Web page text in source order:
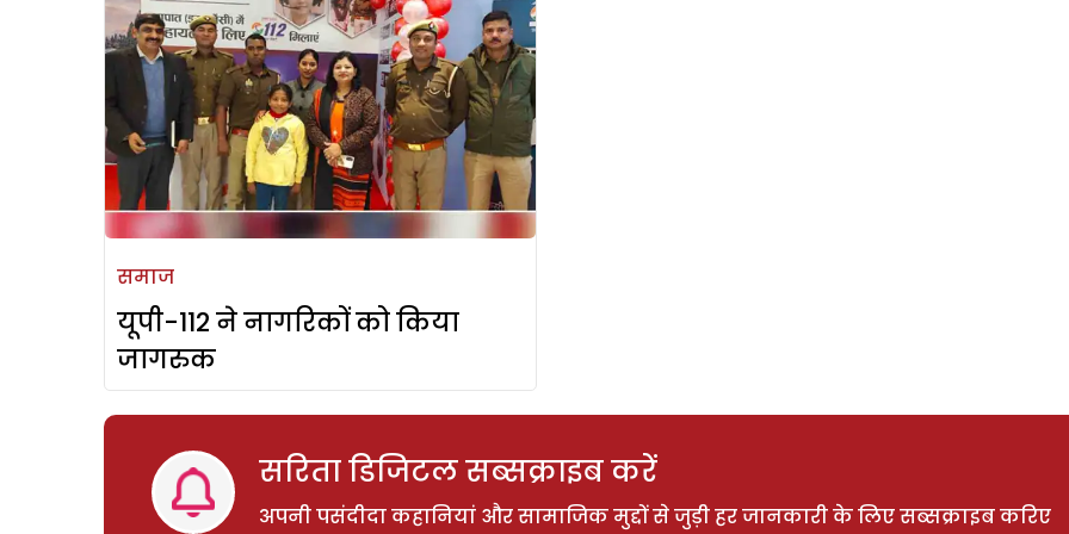
समाज
यूपी-112 ने नागरिकों को किया
जागरुक
सरिता डिजिटल सब्सक्राइब करें
अपनी पसंदीदा कहानियां और सामाजिक मुद्दों से जुड़ी हर जानकारी के लिए सब्सक्राइब करिए